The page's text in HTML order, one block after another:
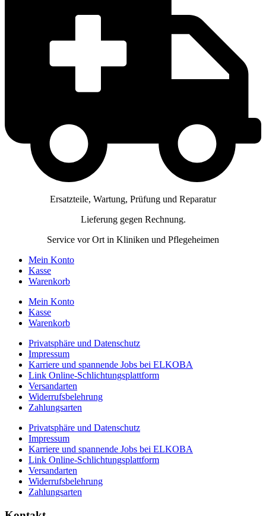
Ersatzteile, Wartung, Prüfung und Reparatur
Lieferung gegen Rechnung.
Service vor Ort in Kliniken und Pflegeheimen
Mein Konto
Kasse
Warenkorb
Mein Konto
Kasse
Warenkorb
Privatsphäre und Datenschutz
Impressum
Karriere und spannende Jobs bei ELKOBA
Link Online-Schlichtungsplattform
Versandarten
Widerrufsbelehrung
Zahlungsarten
Privatsphäre und Datenschutz
Impressum
Karriere und spannende Jobs bei ELKOBA
Link Online-Schlichtungsplattform
Versandarten
Widerrufsbelehrung
Zahlungsarten